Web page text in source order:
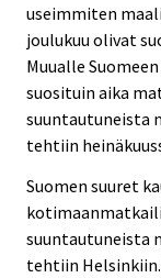
useimmiten
joulukuu olivat
Muualle
suosituin aika
suuntautuneista
tehtiin
Suomen suuret
suuntautuneista
tehtiin